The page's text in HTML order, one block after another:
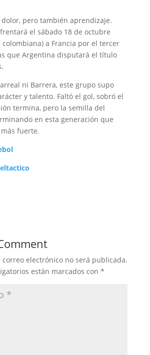
pero también aprendizaje.
el sábado 18 de octubre
colombiana) a Francia por el tercer
que Argentina disputará el título
ni Barrera, este grupo supo
y talento. Faltó el gol, sobró el
termina, pero la semilla del
en esta generación que
fuerte.
electrónico no será publicada.
están marcados con *